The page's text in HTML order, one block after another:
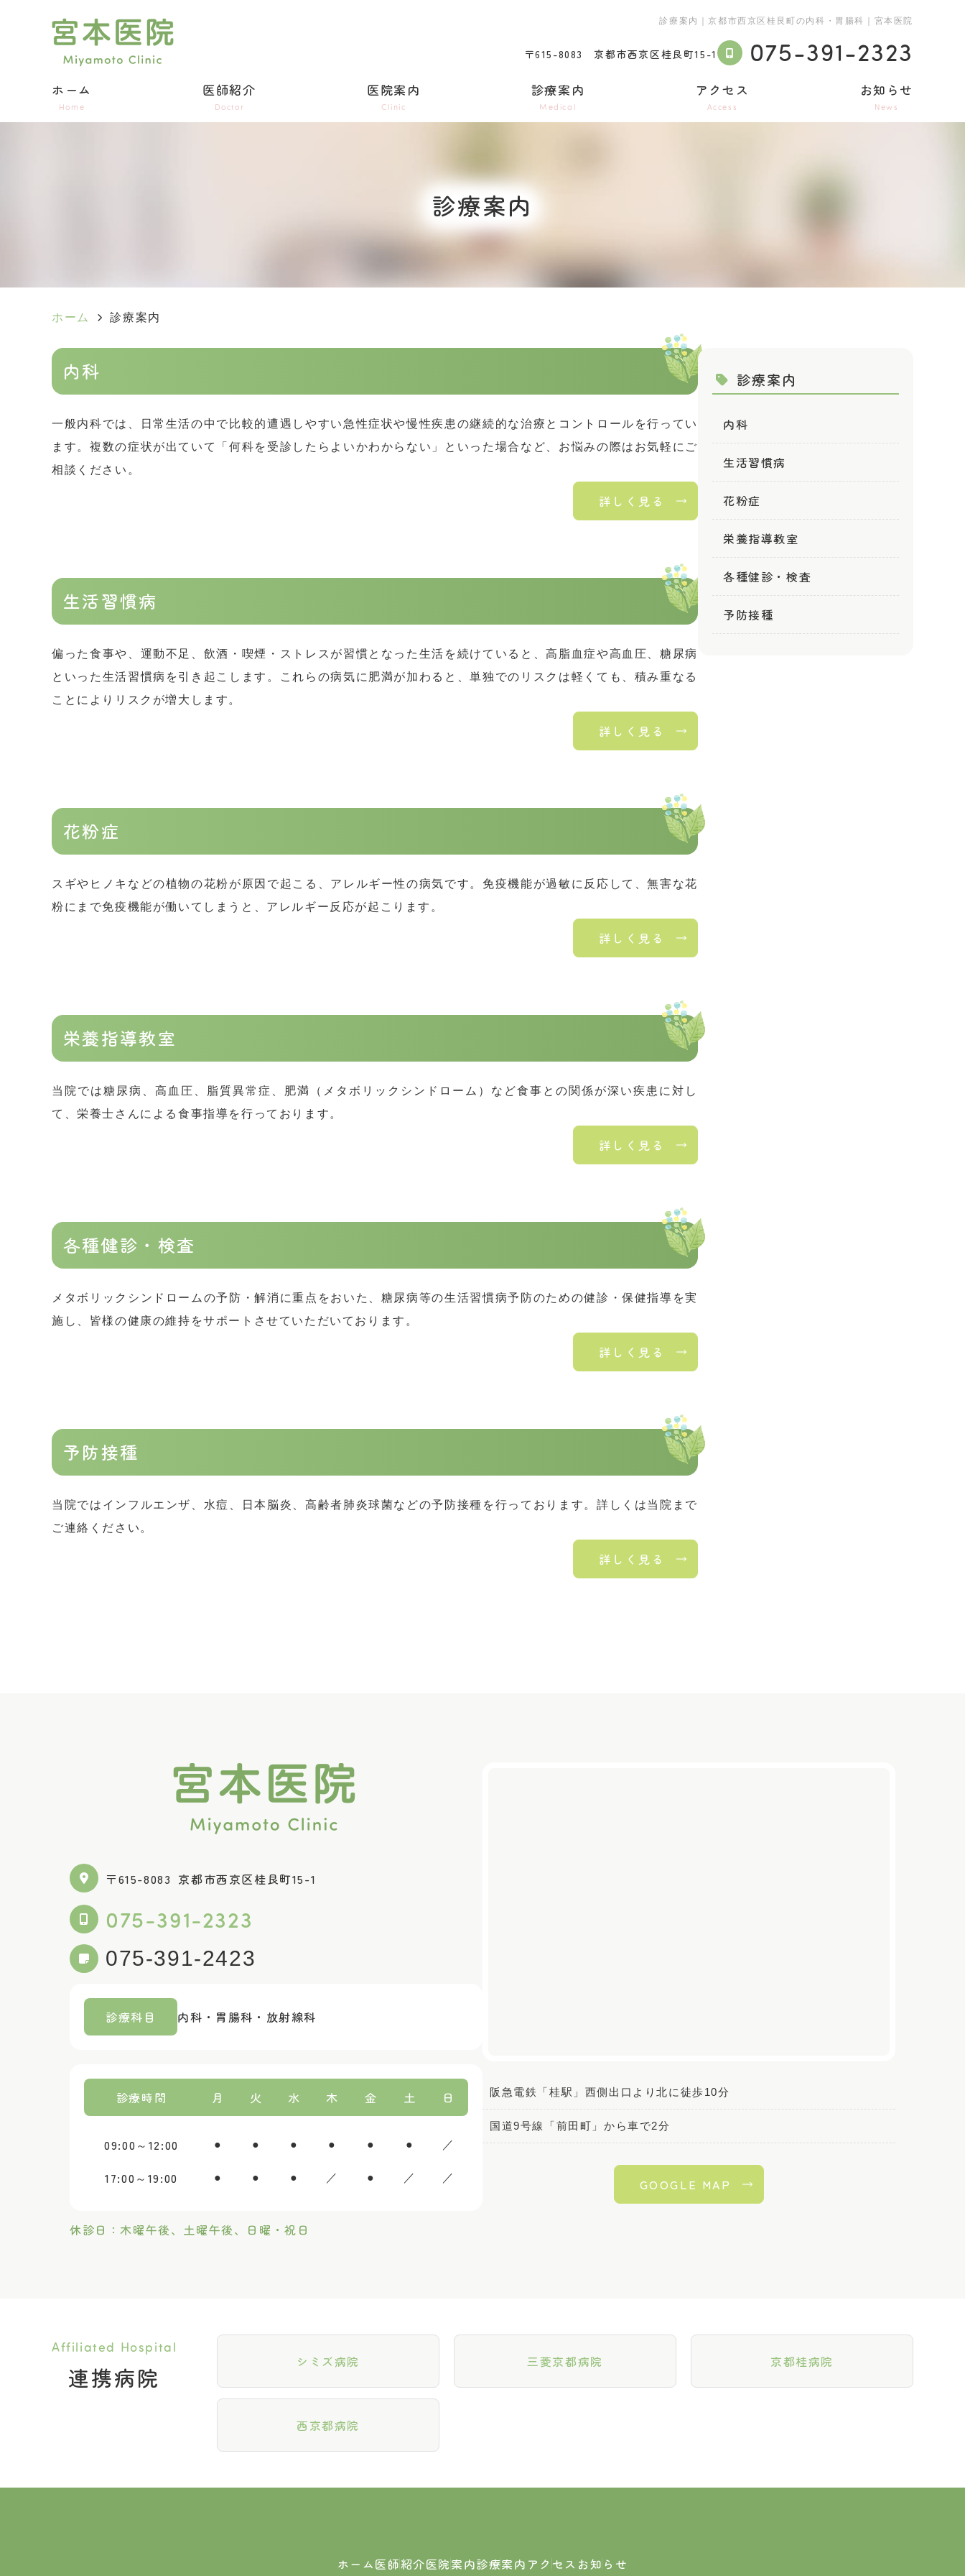
診療案内｜京都市西京区桂艮町の内科・胃腸科｜宮本医院
〒615-8083 京都市西京区桂艮町15-1 075-391-2323
ホーム
Home
医師紹介
Doctor
医院案内
Clinic
診療案内
Medical
アクセス
Access
お知らせ
News
診療案内
ホーム 診療案内
内科
一般内科では、日常生活の中で比較的遭遇しやすい急性症状や慢性疾患の継続的な治療とコントロールを行ってい
ます。複数の症状が出ていて「何科を受診したらよいかわからない」といった場合など、お悩みの際はお気軽にご
相談ください。
詳しく見る
生活習慣病
偏った食事や、運動不足、飲酒・喫煙・ストレスが習慣となった生活を続けていると、高脂血症や高血圧、糖尿病
といった生活習慣病を引き起こします。これらの病気に肥満が加わると、単独でのリスクは軽くても、積み重なる
ことによりリスクが増大します。
詳しく見る
花粉症
スギやヒノキなどの植物の花粉が原因で起こる、アレルギー性の病気です。免疫機能が過敏に反応して、無害な花
粉にまで免疫機能が働いてしまうと、アレルギー反応が起こります。
詳しく見る
栄養指導教室
当院では糖尿病、高血圧、脂質異常症、肥満（メタボリックシンドローム）など食事との関係が深い疾患に対し
て、栄養士さんによる食事指導を行っております。
詳しく見る
各種健診・検査
メタボリックシンドロームの予防・解消に重点をおいた、糖尿病等の生活習慣病予防のための健診・保健指導を実
施し、皆様の健康の維持をサポートさせていただいております。
詳しく見る
予防接種
当院ではインフルエンザ、水痘、日本脳炎、高齢者肺炎球菌などの予防接種を行っております。詳しくは当院まで
ご連絡ください。
詳しく見る
診療案内
内科
生活習慣病
花粉症
栄養指導教室
各種健診・検査
予防接種
〒615-8083 京都市西京区桂艮町15-1
075-391-2323
075-391-2423
診療科目 内科・胃腸科・放射線科
診療時間 月 火 水 木 金 土 日
09:00～ 12:00 ● ● ● ● ● ● ／
17:00～ 19:00 ● ● ● ／ ● ／ ／
休診日：木曜午後、土曜午後、日曜・祝日
阪急電鉄「桂駅」西側出口より北に徒歩10分
国道9号線「前田町」から車で2分
GOOGLE MAP
Affiliated Hospital
連携病院
シミズ病院 三菱京都病院 京都桂病院
西京都病院
ホーム医師紹介医院案内診療案内 アクセス お知らせ